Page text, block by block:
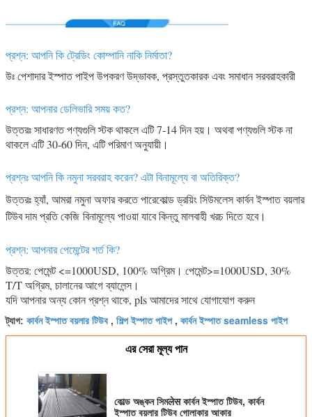
প্রশ্ন: আপনি কি ট্রেডিং কোম্পানি নাকি নির্মাতা?
উঃ পেশাদার ইস্পাত পাইপ উপকরণ উদ্ভাবক, প্রস্তুতকারক এবং সমাধান সরবরাহকারী
প্রশ্ন: আপনার ডেলিভারি সময় কত?
উত্তরঃ সাধারণত পণ্যগুলি স্টক থাকলে এটি 7-14 দিন হয়। অথবা পণ্যগুলি স্টক না
থাকলে এটি 30-60 দিন, এটি পরিমাণ অনুযায়ী।
প্রশ্নঃ আপনি কি নমুনা সরবরাহ করেন? এটা বিনামূল্যে বা অতিরিক্ত?
উত্তরঃ হ্যাঁ, আমরা নমুনা অফার করতে পারেকোল্ড ড্রয়িং সিউমলেস কার্বন ইস্পাত বয়লার
টিউব দাম প্রতি কেজি বিনামূল্যে পাওয়া যাবে কিন্তু মালবাহী খরচ দিতে হবে।
প্রশ্ন: আপনার পেমেন্টের শর্ত কি?
উত্তর: পেমেন্ট <=1000USD, 100% অগ্রিম। পেমেন্ট>=1000USD, 30%
T/T অগ্রিম, চালানের আগে ব্যালেন্স।
যদি আপনার অন্য কোন প্রশ্ন থাকে, pls আমাদের সাথে যোগাযোগ করুন
ট্যাগ: কার্বন ইস্পাত বয়লার টিউব , শিল্প ইস্পাত পাইপ, কার্বন ইস্পাত seamless পাইপ
এর সেরা মূল্য পান
কোল্ড অঙ্কন সিমलेस কার্বন ইস্পাত টিউব, কার্বন
ইস্পাত বয়লার টিউব গোলাকার আকার